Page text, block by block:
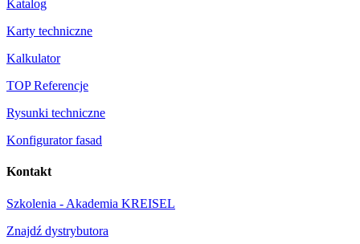
Katalog
Karty techniczne
Kalkulator
TOP Referencje
Rysunki techniczne
Konfigurator fasad
Kontakt
Szkolenia - Akademia KREISEL
Znajdź dystrybutora